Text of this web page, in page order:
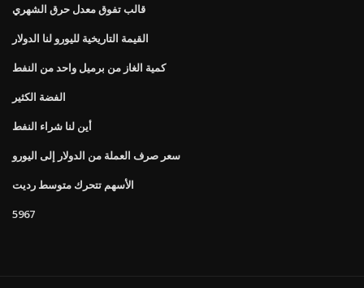
قالب تفوق معدل حرق الشهري
القيمة التاريخية لليورو لنا الدولار
كمية الغاز من برميل واحد من النفط
الفضة الكثير
أين لنا شراء النفط
سعر صرف العملة من الدولار إلى اليورو
الأسهم تتحرك متوسط ​​رديت
5967